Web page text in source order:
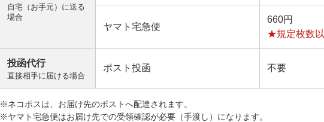
自宅（お手元）に送る
場合
ヤマト宅急便
660円
★規定枚数
投函代行
直接相手に届ける場合
ポスト投函 不要
※ネコポスは、お届け先のポストへ配達されます。
※ヤマト宅急便はお届け先での受領確認が必要（手渡し）になります。